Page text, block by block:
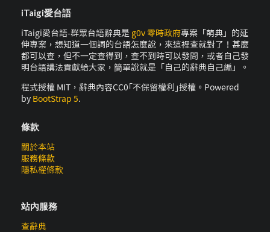
iTaigi愛台語
iTaigi愛台語-群眾台語辭典是 g0v 零時政府專案「萌典」的延
伸專案，想知道一個詞的台語怎麼說，來這裡查就對了！甚麼
都可以查，但不一定查得到，查不到時可以發問，或者自己發
明台語講法貢獻給大家，簡單說就是「自己的辭典自己編」。
程式授權 MIT，辭典內容CC0｢不保留權利｣授權。Powered
by BootStrap 5.
條款
關於本站
服務條款
隱私權條款
站內服務
查辭典